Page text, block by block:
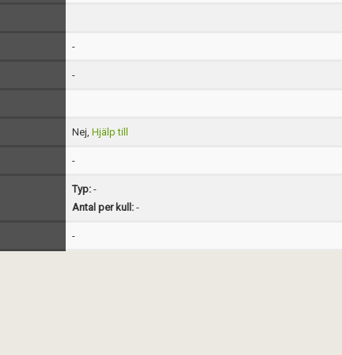
-
-
Nej, Hjälp till
-
Typ:-
Antal per kull:-
-